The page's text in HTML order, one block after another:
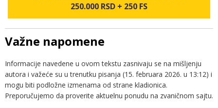
250.000 RSD + 250 FS
Važne napomene
Informacije navedene u ovom tekstu zasnivaju se na mišljenju
autora i važeće su u trenutku pisanja (15. februara 2026. u 13:12) i
mogu biti podložne izmenama od strane kladionica.
Preporučujemo da proverite aktuelnu ponudu na zvaničnom sajtu.